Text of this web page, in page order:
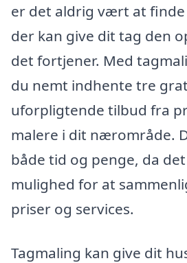
er det aldrig vært at
der kan give dit tag den
det fortjener. Med
du nemt indhente tre
uforpligtende tilbud fra
malere i dit nærområde.
både tid og penge, da
mulighed for at
priser og services.
Tagmaling kan give dit